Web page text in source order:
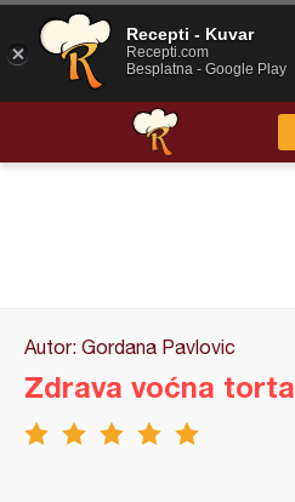
Autor: Gordana Pavlovic
Zdrava voćna torta
Recepti - Kuvar
Recepti.com
Besplatna - Google Play